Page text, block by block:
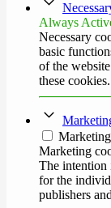
Always
Necessary
basic
of the
these cookies.
Marketing
Marketing
The intention
for the
publishers